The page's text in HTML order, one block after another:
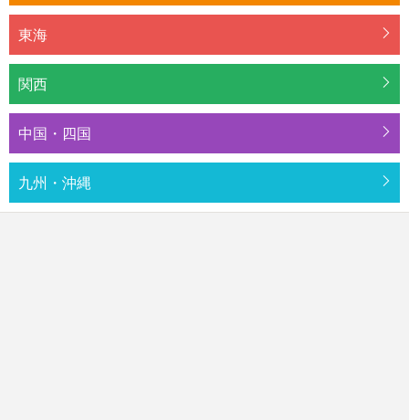
東海
関西
中国・四国
九州・沖縄